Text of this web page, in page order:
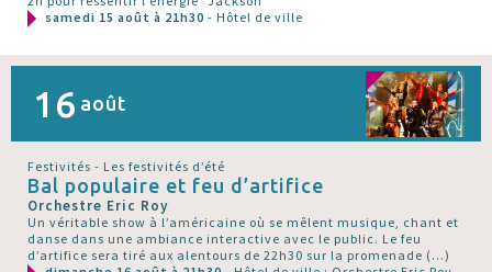
samedi 15 août à 21h30 - Hôtel de ville
16 août
Festivités - Les festivités d’été
Bal populaire et feu d’artifice
Orchestre Eric Roy
Un véritable show à l’américaine où se mêlent musique, chant et
danse dans une ambiance interactive avec le public. Le feu
d’artifice sera tiré aux alentours de 22h30 sur la promenade (…)